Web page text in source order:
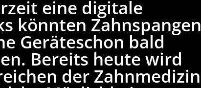
eine digitale
könnten Zahnspangen
Geräteschon bald
Bereits heute wird
der Zahnmedizin